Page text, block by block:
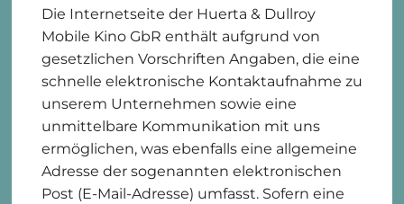
Die Internetseite der Huerta & Dullroy
Mobile Kino GbR enthält aufgrund von
gesetzlichen Vorschriften Angaben, die eine
schnelle elektronische Kontaktaufnahme zu
unserem Unternehmen sowie eine
unmittelbare Kommunikation mit uns
ermöglichen, was ebenfalls eine allgemeine
Adresse der sogenannten elektronischen
Post (E-Mail-Adresse) umfasst. Sofern eine